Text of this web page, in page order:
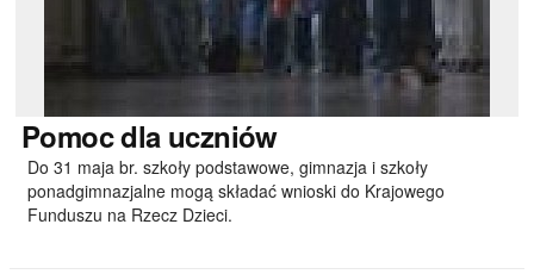
Pomocdla uczniów
Do 31 maja br. szkoły podstawowe, gimnazja i szkoły
ponadgimnazjalne mogą składać wnioski do Krajowego
Funduszu na Rzecz Dzieci.